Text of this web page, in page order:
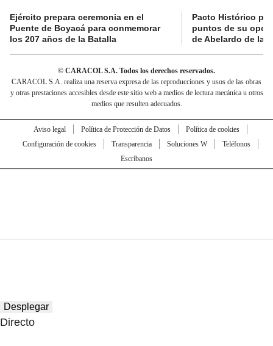
Ejército prepara ceremonia en el
Puente de Boyacá para conmemorar
los 207 años de la Batalla
Pacto Histórico
puntos de su
de Abelardo de la
© CARACOL S.A. Todos los derechos reservados.
CARACOL S.A. realiza una reserva expresa de las reproducciones y usos de las obras
y otras prestaciones accesibles desde este sitio web a medios de lectura mecánica u otros
medios que resulten adecuados.
Aviso legal Política de Protección de Datos
Política de cookies
Configuración de cookies
Transparencia Soluciones W
Teléfonos
Escríbanos
Desplegar
Directo